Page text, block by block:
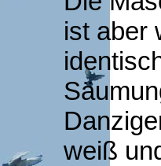
ist aber
weiß